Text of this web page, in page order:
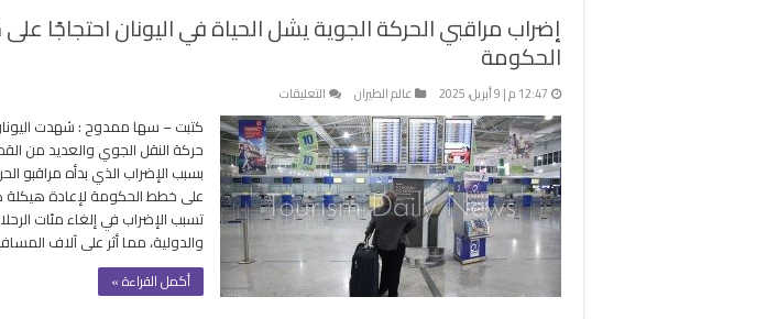
إضراب مراقبي الحركة الجوية يشل الحياة في اليونان احتجاجًا
الحكومة
12:47 م | 9 أبريل، 2025 عالم الطيران التعليقات
إضراب
مراقبي
الحركة
الجوية
يشل
الحياة
اليونان
احتجاجًا
كتبت – سها ممدوح : شهدت
حركة النقل الجوي والعديد من
بسبب الإضراب الذي بدأه مراقبو
على خطط الحكومة لإعادة هيكلة
تسبب الإضراب في إلغاء مئات
والدولية، مما أثر على آلاف
أكمل القراءة »